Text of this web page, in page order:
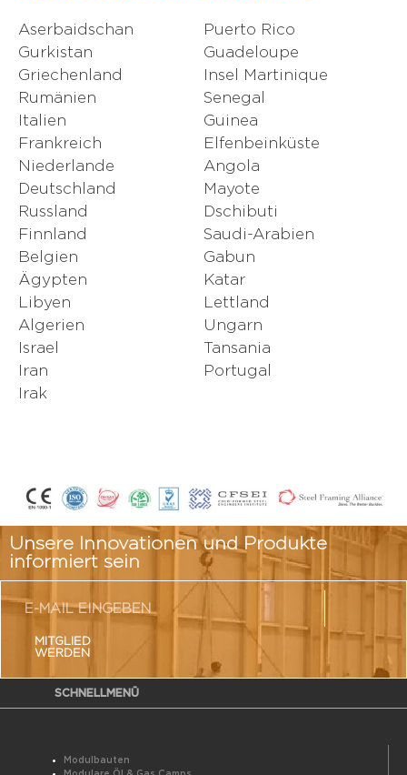
Aserbaidschan
Puerto Rico
Gurkistan
Guadeloupe
Griechenland
Insel Martinique
Rumänien
Senegal
Italien
Guinea
Frankreich
Elfenbeinküste
Niederlande
Angola
Deutschland
Mayote
Russland
Dschibuti
Finnland
Saudi-Arabien
Belgien
Gabun
Ägypten
Katar
Libyen
Lettland
Algerien
Ungarn
Israel
Tansania
Iran
Portugal
Irak
Unsere Innovationen und Produkte
informiert sein
MITGLIED
WERDEN
SCHNELLMENÜ
Modulbauten